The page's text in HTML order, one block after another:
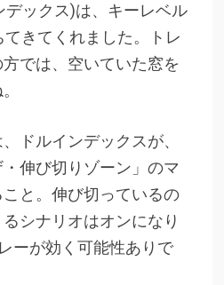
デックス)は、キーレベル
きてくれました。トレ
では、空いていた窓を
ドルインデックスが、
伸び切りゾーン」のマ
と。伸び切っているの
シナリオはオンになり
ーが効く可能性ありで